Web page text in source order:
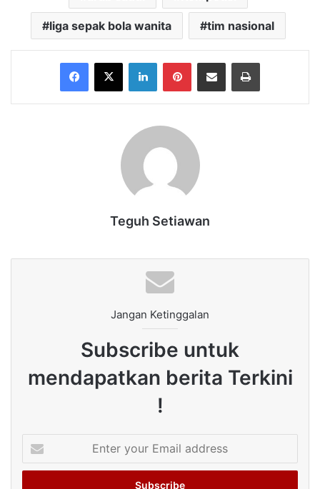
liga sepak bola wanita tim nasional
Facebook
X LinkedInPinterestShare via Email Print
Teguh Setiawan
Jangan Ketinggalan
Subscribe untuk
mendapatkan berita Terkini
!
your
Email